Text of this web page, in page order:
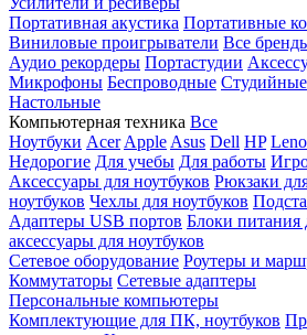
Портативная акустика Портативные
Виниловые проигрыватели Все
Аудио рекордеры Портастудии
Микрофоны Беспроводные Студийные
Настольные
Компьютерная техника Все
Ноутбуки Acer Apple Asus Dell HP
Недорогие Для учебы Для работы
Аксессуары для ноутбуков Рюкзаки
ноутбуков Чехлы для ноутбуков
Адаптеры USB портов Блоки питания
аксессуары для ноутбуков
Сетевое оборудование Роутеры и
Коммутаторы Сетевые адаптеры
Персональные компьютеры
Комплектующие для ПК, ноутбуков